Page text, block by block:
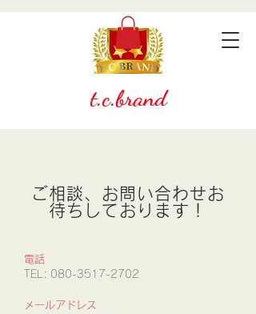
t.c.brand
ご相談、お問い合わせお
待ちしております！
電話
TEL: 080-3517-2702
メールアドレス